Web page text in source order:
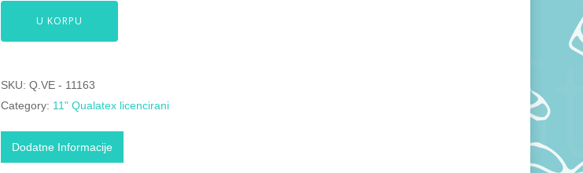
U KORPU
SKU: Q.VE - 11163
Category: 11" Qualatex licencirani
Dodatne Informacije